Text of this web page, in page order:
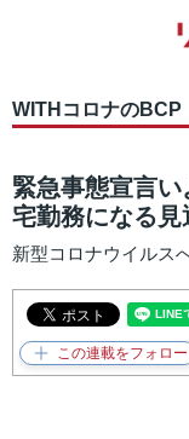
WITHコロナの
緊急事態宣言
宅勤務になる見
新型コロナウイルス